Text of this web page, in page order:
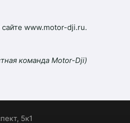
www.motor-dji.ru.
команда Motor-Dji)
5к1